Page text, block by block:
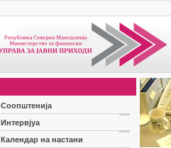
Соопштенија
Интервјуа
Календар на настани